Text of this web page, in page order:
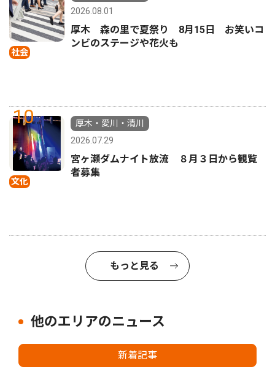
社会
2026.08.01
厚木 森の里で夏祭り 8月15日 お笑いコ
ンビのステージや花火も
10
文化
厚木・愛川・清川
2026.07.29
宮ヶ瀬ダムナイト放流 ８月３日から観覧
者募集
もっと見る
他のエリアのニュース
新着記事